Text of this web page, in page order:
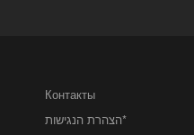
Контакты
הצהרת הנגישות*